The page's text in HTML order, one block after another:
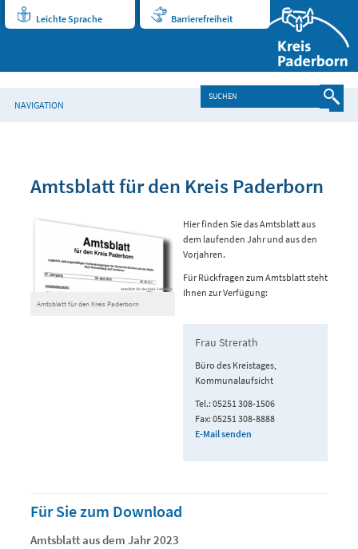
Leichte Sprache Barrierefreiheit
NAVIGATION
Amtsblatt für den Kreis Paderborn
Amtsblatt für den Kreis Paderborn
Hier finden Sie das Amtsblatt aus
dem laufenden Jahr und aus den
Vorjahren.
Für Rückfragen zum Amtsblatt steht
Ihnen zur Verfügung:
Frau Strerath
Büro des Kreistages,
Kommunalaufsicht
Tel.: 05251 308-1506
Fax: 05251 308-8888
E-Mail senden
Für Sie zum Download
Amtsblatt aus dem Jahr 2023